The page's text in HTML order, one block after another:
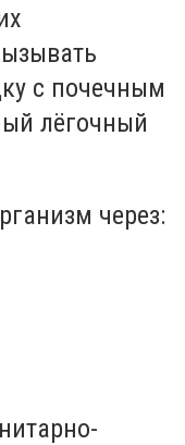
с почечным
лёгочный
через: